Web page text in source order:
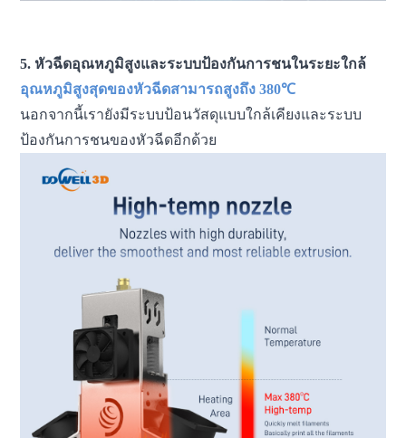
5. หัวฉีดอุณหภูมิสูงและระบบป้องกันการชนในระยะใกล้
อุณหภูมิสูงสุดของหัวฉีดสามารถสูงถึง 380℃
นอกจากนี้เรายังมีระบบป้อนวัสดุแบบใกล้เคียงและระบบ
ป้องกันการชนของหัวฉีดอีกด้วย